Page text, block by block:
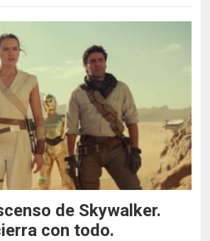
de Skywalker.
con todo.